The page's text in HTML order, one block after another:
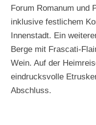
Forum Romanum und
inklusive festlichem
Innenstadt. Ein
Berge mit Frascati-
Wein. Auf der
eindrucksvolle
Abschluss.